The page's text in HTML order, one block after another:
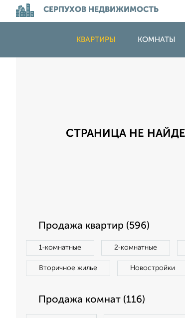
СЕРПУХОВ НЕДВИЖИМОСТЬ
КВАРТИРЫ КОМНАТЫ
СТРАНИЦА НЕ
Продажа квартир (596)
1‑комнатные 2‑комнатные
Вторичное жилье Новостройки
Продажа комнат (116)